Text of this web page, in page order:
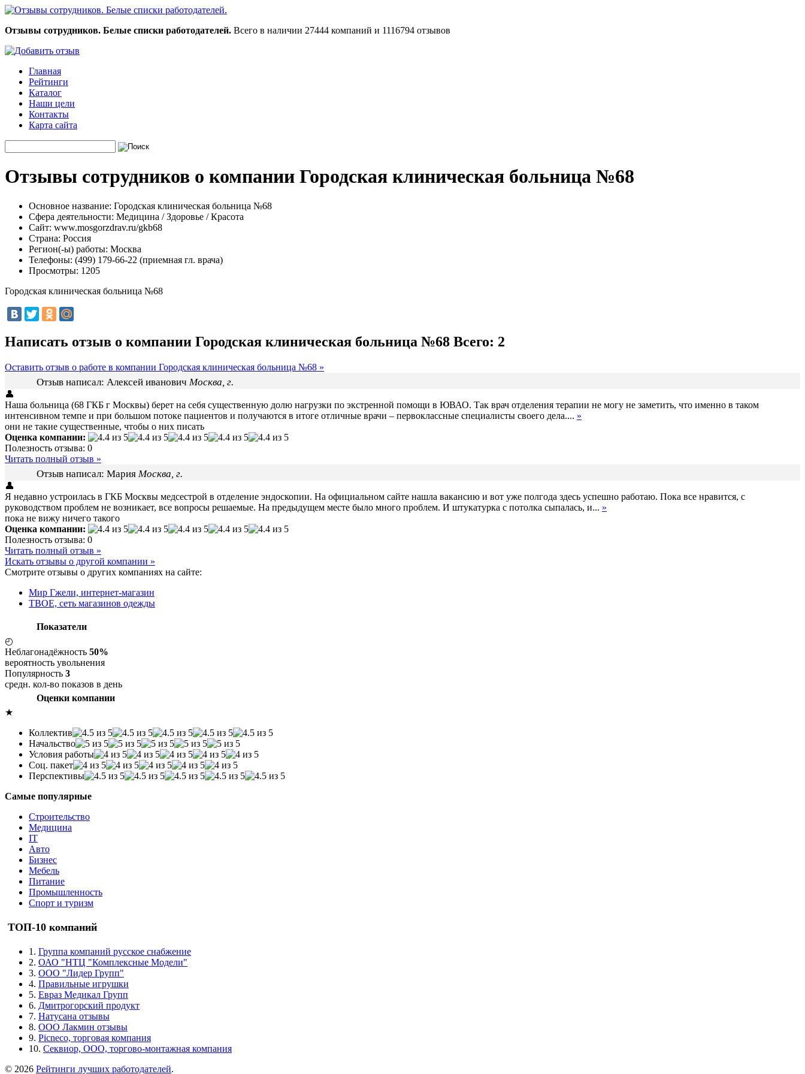
Отзывы сотрудников. Белые списки работодателей. Всего в наличии 27444 компаний и 1116794 отзывов
Главная
Рейтинги
Каталог
Наши цели
Контакты
Карта сайта
Отзывы сотрудников о компании Городская клиническая больница №68
Основное название: Городская клиническая больница №68
Сфера деятельности: Медицина / Здоровье / Красота
Сайт: www.mosgorzdrav.ru/gkb68
Страна: Россия
Регион(-ы) работы: Москва
Телефоны: (499) 179-66-22 (приемная гл. врача)
Просмотры: 1205
Городская клиническая больница №68
Написать отзыв о компании Городская клиническая больница №68 Всего: 2
Оставить отзыв о работе в компании Городская клиническая больница №68 »
Отзыв написал: Алексей иванович Москва, г.
👤
Наша больница (68 ГКБ г Москвы) берет на себя существенную долю нагрузки по экстренной помощи в ЮВАО. Так врач отделения терапии не могу не заметить, что именно в таком
интенсивном темпе и при большом потоке пациентов и получаются в итоге отличные врачи – первоклассные специалисты своего дела.... »
они не такие существенные, чтобы о них писать
Оценка компании:
Полезность отзыва: 0
Читать полный отзыв »
Отзыв написал: Мария Москва, г.
👤
Я недавно устроилась в ГКБ Москвы медсестрой в отделение эндоскопии. На официальном сайте нашла вакансию и вот уже полгода здесь успешно работаю. Пока все нравится, с
руководством проблем не возникает, все вопросы решаемые. На предыдущем месте было много проблем. И штукатурка с потолка сыпалась, и... »
пока не вижу ничего такого
Оценка компании:
Полезность отзыва: 0
Читать полный отзыв »
Искать отзывы о другой компании »
Смотрите отзывы о других компаниях на сайте:
Мир Гжели, интернет-магазин
ТВОЕ, сеть магазинов одежды
Показатели
◴
Неблагонадёжность 50%
вероятность увольнения
Популярность 3
средн. кол-во показов в день
Оценки компании
★
Коллектив
Начальство
Условия работы
Соц. пакет
Перспективы
Самые популярные
Строительство
Медицина
IT
Авто
Бизнес
Мебель
Питание
Промышленность
Спорт и туризм
ТОП-10 компаний
1. Группа компаний русское снабжение
2. ОАО "НТЦ "Комплексные Модели"
3. ООО "Лидер Групп"
4. Правильные игрушки
5. Евраз Медикал Групп
6. Дмитрогорский продукт
7. Натусана отзывы
8. ООО Лакмин отзывы
9. Picneco, торговая компания
10. Секвиор, ООО, торгово-монтажная компания
© 2026 Рейтинги лучших работодателей.